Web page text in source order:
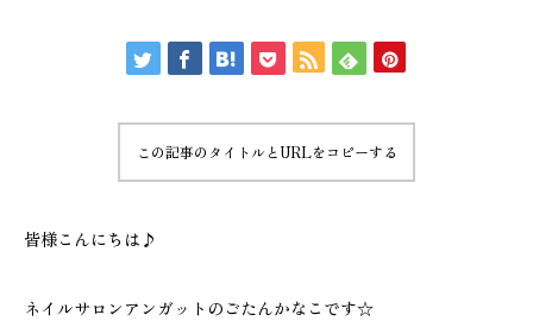
この記事のタイトルとURLをコピーする
皆様こんにちは♪
ネイルサロンアンガットのごたんかなこです☆